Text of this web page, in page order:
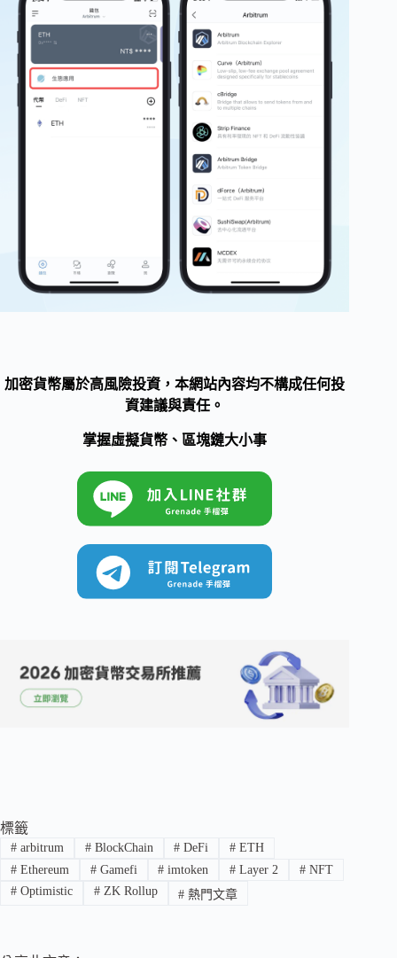
加密貨幣屬於高風險投資，本網站內容均不構成任何投
資建議與責任。
掌握虛擬貨幣、區塊鏈大小事
標籤
#arbitrum #BlockChain # DeFi # ETH
#Ethereum #Gamefi # imtoken # Layer 2 # NFT
#Optimistic #ZK Rollup # 熱門文章